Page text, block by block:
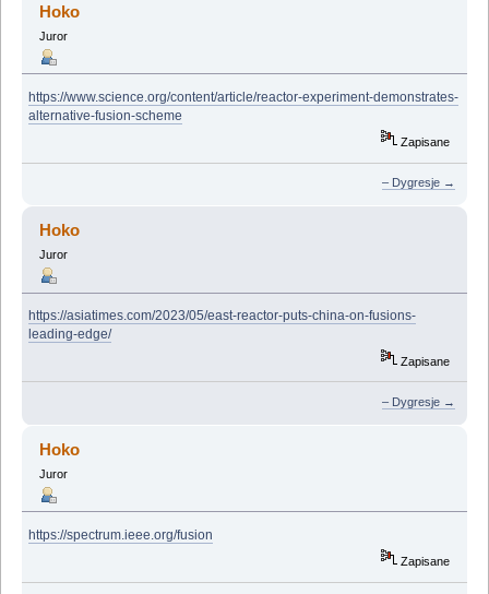
Hoko
Juror
https://www.science.org/content/article/reactor-experiment-demonstrates-
alternative-fusion-scheme
Zapisane
– Dygresje →
Hoko
Juror
https://asiatimes.com/2023/05/east-reactor-puts-china-on-fusions-
leading-edge/
Zapisane
– Dygresje →
Hoko
Juror
https://spectrum.ieee.org/fusion
Zapisane